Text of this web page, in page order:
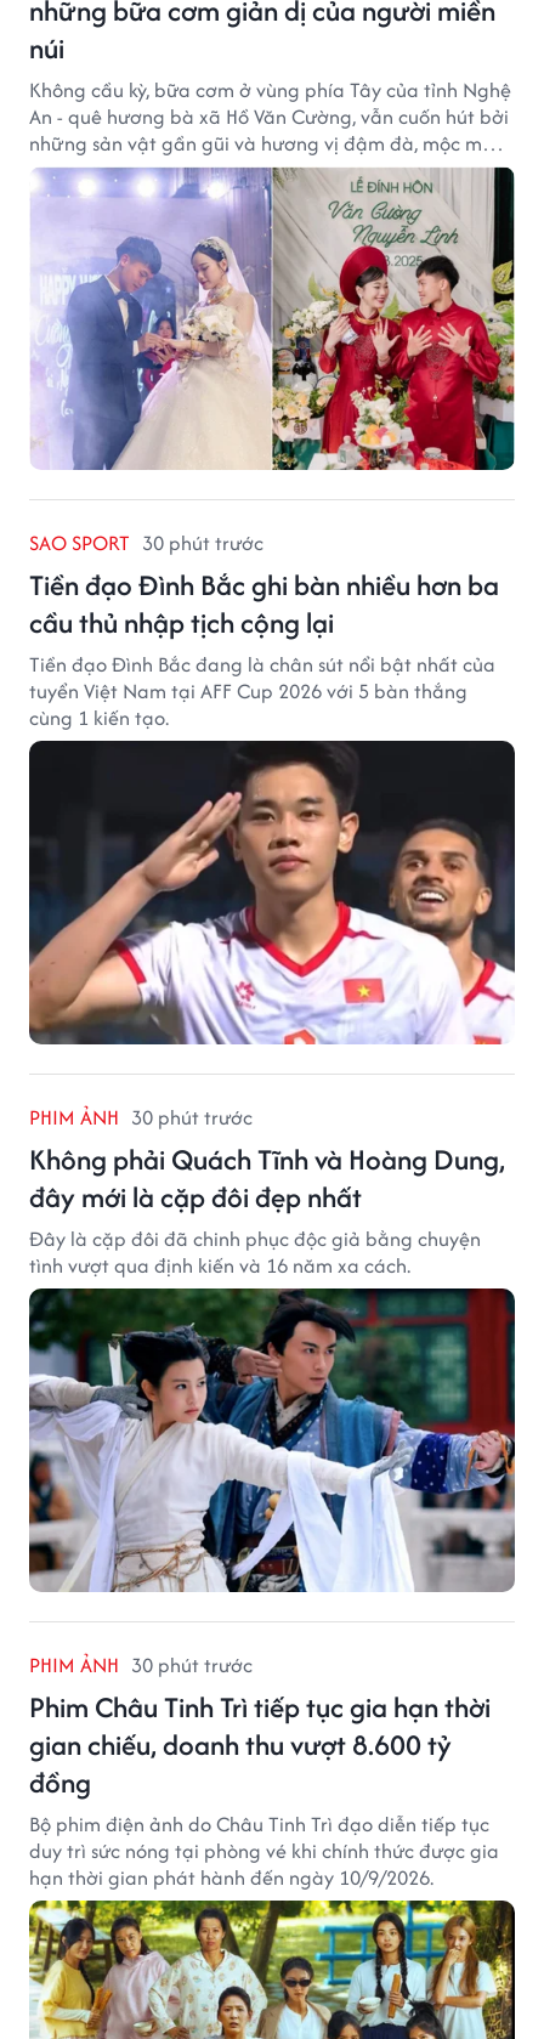
những bữa cơm giản dị của người miền
núi
Không cầu kỳ, bữa cơm ở vùng phía Tây của tỉnh Nghệ
An - quê hương bà xã Hồ Văn Cường, vẫn cuốn hút bởi
những sản vật gần gũi và hương vị đậm đà, mộc mạc
của núi rừng.
SAO SPORT 30 phút trước
Tiền đạo Đình Bắc ghi bàn nhiều hơn ba
cầu thủ nhập tịch cộng lại
Tiền đạo Đình Bắc đang là chân sút nổi bật nhất của
tuyển Việt Nam tại AFF Cup 2026 với 5 bàn thắng
cùng 1 kiến tạo.
PHIM ẢNH 30 phút trước
Không phải Quách Tĩnh và Hoàng Dung,
đây mới là cặp đôi đẹp nhất
Đây là cặp đôi đã chinh phục độc giả bằng chuyện
tình vượt qua định kiến và 16 năm xa cách.
PHIM ẢNH 30 phút trước
Phim Châu Tinh Trì tiếp tục gia hạn thời
gian chiếu, doanh thu vượt 8.600 tỷ
đồng
Bộ phim điện ảnh do Châu Tinh Trì đạo diễn tiếp tục
duy trì sức nóng tại phòng vé khi chính thức được gia
hạn thời gian phát hành đến ngày 10/9/2026.